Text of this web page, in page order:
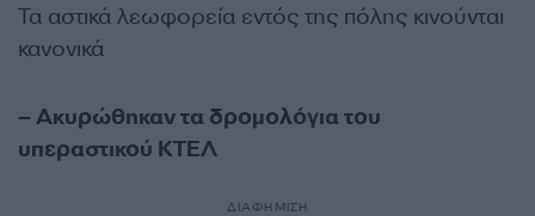
Τα αστικά λεωφορεία εντός της πόλης κινούνται
κανονικά
– Ακυρώθηκαν τα δρομολόγια του
υπεραστικού ΚΤΕΛ
ΔΙΑΦΗΜΙΣΗ